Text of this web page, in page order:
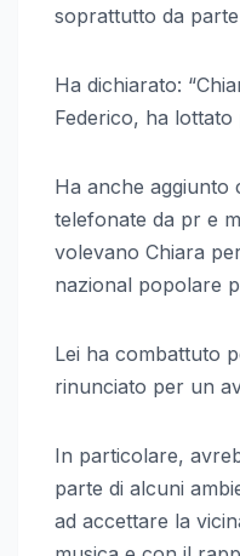
soprattutto da
Ha dichiarato:
Federico, ha lottato
Ha anche aggiunto
telefonate da pr e
volevano Chiara
nazional popolare
Lei ha combattuto
rinunciato per un
In particolare,
parte di alcuni
ad accettare la